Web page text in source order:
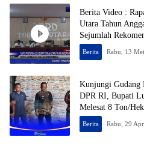
Berita Video :
Utara Tahun
Sejumlah
Berita Rabu, 13
Kunjungi Gudang
DPR RI, Bupati
Melesat 8 Ton/
Berita Rabu, 29